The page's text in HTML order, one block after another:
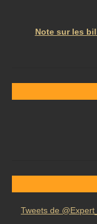
Note sur les
Tweets de